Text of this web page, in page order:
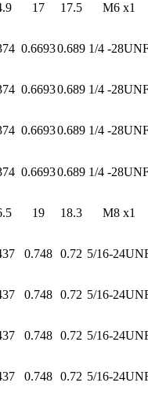
17 17.5 M6 x1
0.66930.689 1/4 -
0.66930.689 1/4 -
0.66930.689 1/4 -
0.66930.689 1/4 -
19 18.3 M8 x1
0.748 0.72 5/16-
0.748 0.72 5/16-
0.748 0.72 5/16-
0.748 0.72 5/16-